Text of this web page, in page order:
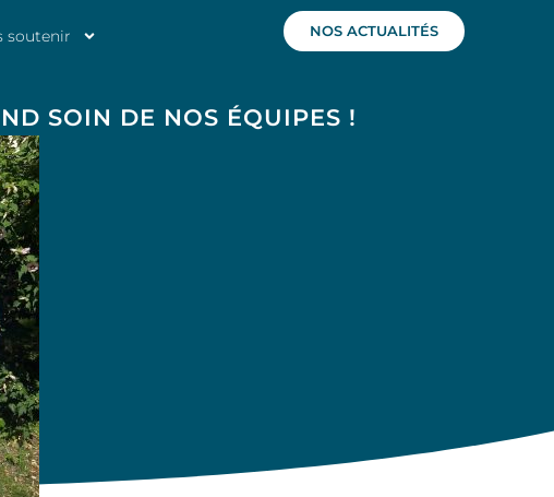
soutenir NOS ACTUALITÉS
SOIN DE NOS ÉQUIPES !